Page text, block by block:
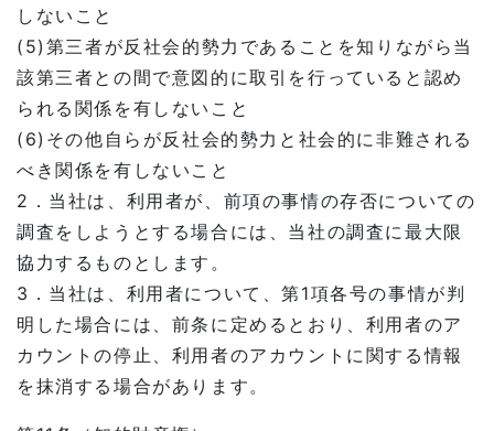
しないこと
(5)第三者が反社会的勢力であることを知りながら当
該第三者との間で意図的に取引を行っていると認め
られる関係を有しないこと
(6)その他自らが反社会的勢力と社会的に非難される
べき関係を有しないこと
2．当社は、利用者が、前項の事情の存否についての
調査をしようとする場合には、当社の調査に最大限
協力するものとします。
3．当社は、利用者について、第1項各号の事情が判
明した場合には、前条に定めるとおり、利用者のア
カウントの停止、利用者のアカウントに関する情報
を抹消する場合があります。